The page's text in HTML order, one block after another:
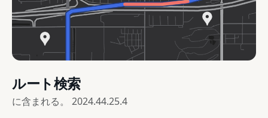
ルート検索
に含まれる。 2024.44.25.4